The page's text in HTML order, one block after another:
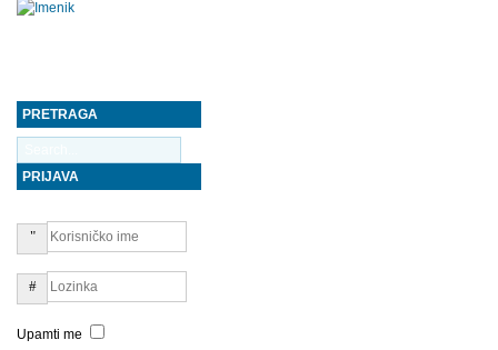
PRETRAGA
PRIJAVA
Upamti me